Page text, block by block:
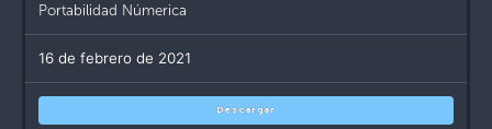
Portabilidad Númerica
16 de febrero de 2021
Descargar